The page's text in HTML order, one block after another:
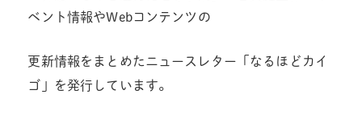
ベント情報やWebコンテンツの
更新情報をまとめたニュースレター「なるほどカイ
ゴ」を発行しています。